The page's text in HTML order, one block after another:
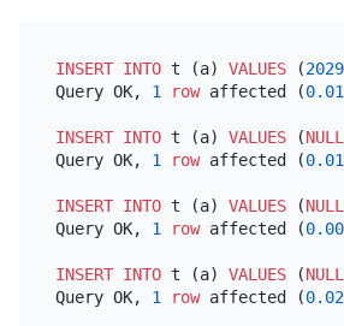
INSERT INTO t (a) VALUES (
Query OK, 1 row affected (0.01
INSERT INTO t (a) VALUES (NULL
Query OK, 1 row affected (0.01
INSERT INTO t (a) VALUES (NULL
Query OK, 1 row affected (0.00
INSERT INTO t (a) VALUES (NULL
Query OK, 1 row affected (0.02